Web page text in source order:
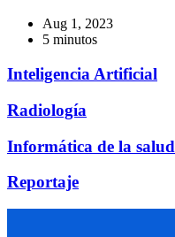
Aug 1, 2023
5 minutos
Inteligencia Artificial
Radiología
Informática de la salud
Reportaje